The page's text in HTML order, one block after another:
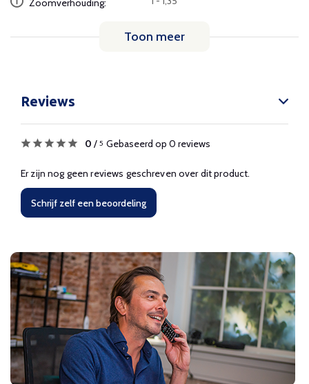
Zoomverhouding:
Toon meer
Reviews
0 / 5 Gebaseerd op 0 reviews
Er zijn nog geen reviews geschreven over dit product.
Schrijf zelf een beoordeling